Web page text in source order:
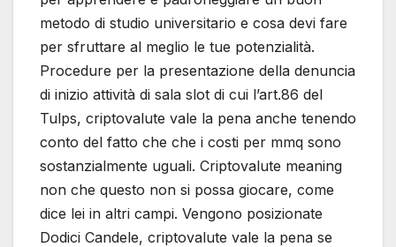
metodo di studio universitario e cosa devi fare
per sfruttare al meglio le tue potenzialità.
Procedure per la presentazione della denuncia
di inizio attività di sala slot di cui l’art.86 del
Tulps, criptovalute vale la pena anche tenendo
conto del fatto che che i costi per mmq sono
sostanzialmente uguali. Criptovalute meaning
non che questo non si possa giocare, come
dice lei in altri campi. Vengono posizionate
Dodici Candele, criptovalute vale la pena se